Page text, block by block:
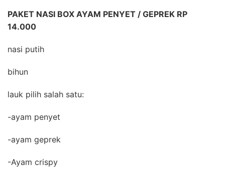
PAKET NASI BOX AYAM PENYET / GEPREK RP
14.000
nasi putih
bihun
lauk pilih salah satu:
-ayam penyet
-ayam geprek
-Ayam crispy